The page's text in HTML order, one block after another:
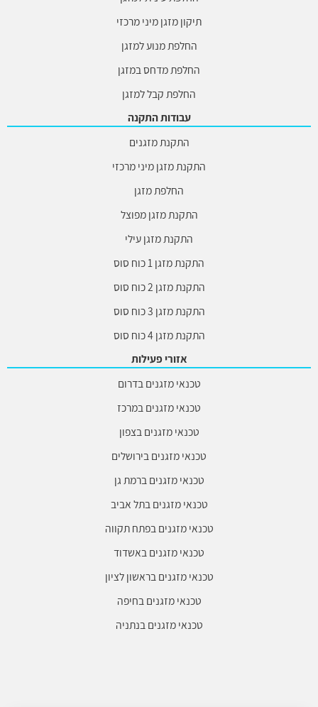
תיקון מזגן מיני מרכזי
החלפת מנוע למזגן
החלפת מדחס במזגן
החלפת קבל למזגן
עבודות התקנה
התקנת מזגנים
התקנת מזגן מיני מרכזי
החלפת מזגן
התקנת מזגן מפוצל
התקנת מזגן עילי
התקנת מזגן 1 כוח סוס
התקנת מזגן 2 כוח סוס
התקנת מזגן 3 כוח סוס
התקנת מזגן 4 כוח סוס
אזורי פעילות
טכנאי מזגנים בדרום
טכנאי מזגנים במרכז
טכנאי מזגנים בצפון
טכנאי מזגנים בירושלים
טכנאי מזגנים ברמת גן
טכנאי מזגנים בתל אביב
טכנאי מזגנים בפתח תקווה
טכנאי מזגנים באשדוד
טכנאי מזגנים בראשון לציון
טכנאי מזגנים בחיפה
טכנאי מזגנים בנתניה